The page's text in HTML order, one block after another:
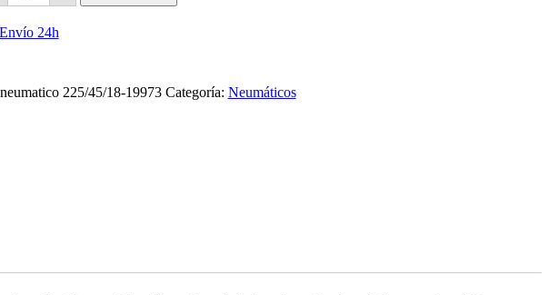
Cinturato
XL
(MOE)
Envío 24h
neumatico 225/45/18-19973 Categoría: Neumáticos